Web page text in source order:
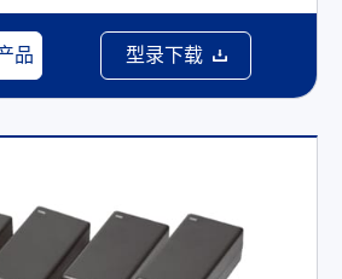
品 型录下载